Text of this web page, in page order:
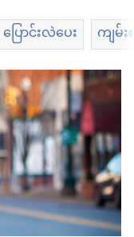
ောင်းလဲပေး ကျမ်